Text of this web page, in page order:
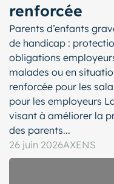
renforcée
Parents d’enfants
de handicap :
obligations
malades ou en
renforcée pour les
pour les employeurs
visant à améliorer la
des parents...
26 juin 2026AXENS